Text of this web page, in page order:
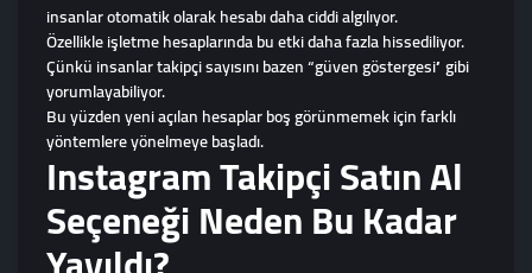
insanlar otomatik olarak hesabı daha ciddi algılıyor.
Özellikle işletme hesaplarında bu etki daha fazla hissediliyor.
Çünkü insanlar takipçi sayısını bazen “güven göstergesi” gibi
yorumlayabiliyor.
Bu yüzden yeni açılan hesaplar boş görünmemek için farklı
yöntemlere yönelmeye başladı.
Instagram Takipçi Satın Al
Seçeneği Neden Bu Kadar